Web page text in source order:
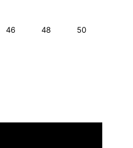
46 48 50